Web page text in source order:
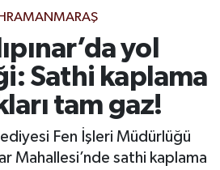
yol
Sathi kaplama
tam gaz!
Fen İşleri Müdürlüğü
Mahallesi’nde sathi kaplama
Trafik Yoğunluk Haritası
Durumu ve Fikstür